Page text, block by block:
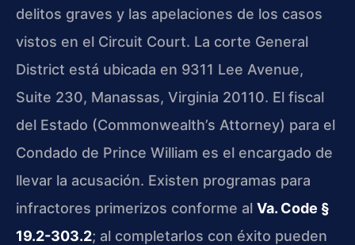
delitos graves y las apelaciones de los casos
vistos en el Circuit Court. La corte General
District está ubicada en 9311 Lee Avenue,
Suite 230, Manassas, Virginia 20110. El fiscal
del Estado (Commonwealth’s Attorney) para el
Condado de Prince William es el encargado de
llevar la acusación. Existen programas para
infractores primerizos conforme al Va. Code §
19.2-303.2; al completarlos con éxito pueden